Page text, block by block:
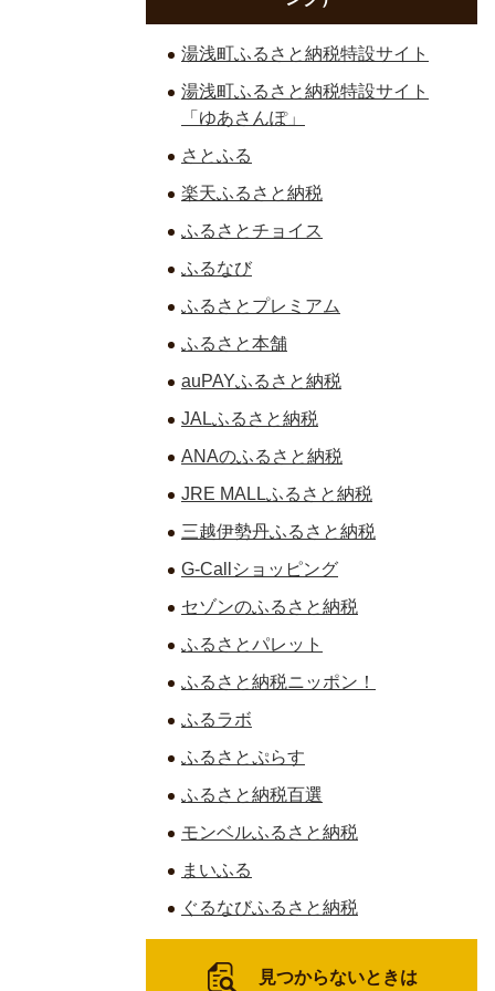
湯浅町ふるさと納税特設サイト
湯浅町ふるさと納税特設サイト
「ゆあさんぽ」
さとふる
楽天ふるさと納税
ふるさとチョイス
ふるなび
ふるさとプレミアム
ふるさと本舗
auPAYふるさと納税
JALふるさと納税
ANAのふるさと納税
JRE MALLふるさと納税
三越伊勢丹ふるさと納税
G-Callショッピング
セゾンのふるさと納税
ふるさとパレット
ふるさと納税ニッポン！
ふるラボ
ふるさとぷらす
ふるさと納税百選
モンベルふるさと納税
まいふる
ぐるなびふるさと納税
見つからないときは